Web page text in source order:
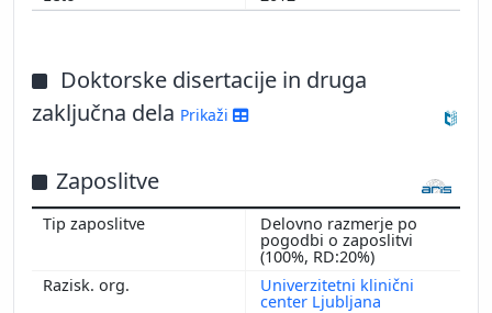
Doktorske disertacije in druga
zaključna dela Prikaži
Zaposlitve
Delovno razmerje po
pogodbi o zaposlitvi
(100%, RD:20%)
Univerzitetni klinični
center Ljubljana